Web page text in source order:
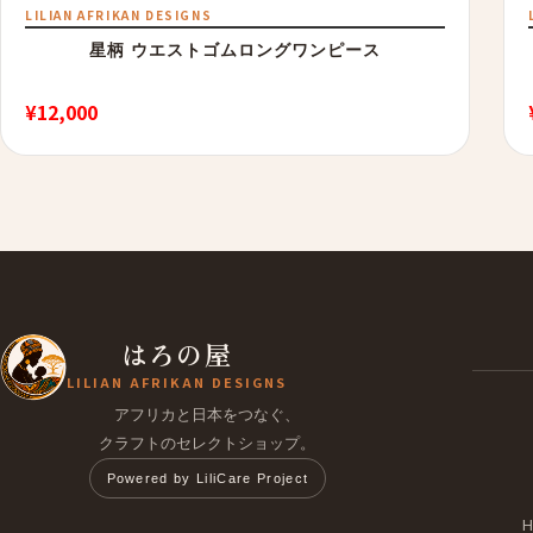
LILIAN AFRIKAN DESIGNS
星柄 ウエストゴムロングワンピース
¥12,000
はろの屋
LILIAN AFRIKAN DESIGNS
アフリカと日本をつなぐ、
クラフトのセレクトショップ。
Powered by LiliCare Project